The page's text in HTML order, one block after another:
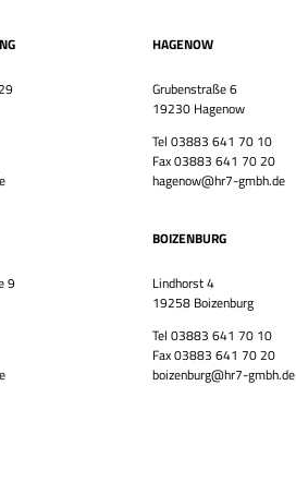
9
HAGENOW
Grubenstraße 6
19230 Hagenow
Tel 03883 641 70 10
Fax 03883 641 70 20
hagenow@hr7-gmbh.de
BOIZENBURG
Lindhorst 4
19258 Boizenburg
Tel 03883 641 70 10
Fax 03883 641 70 20
boizenburg@hr7-gmbh.de